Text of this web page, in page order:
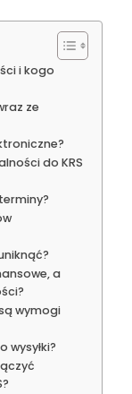
i kogo
ze
do KRS
a
wymogi